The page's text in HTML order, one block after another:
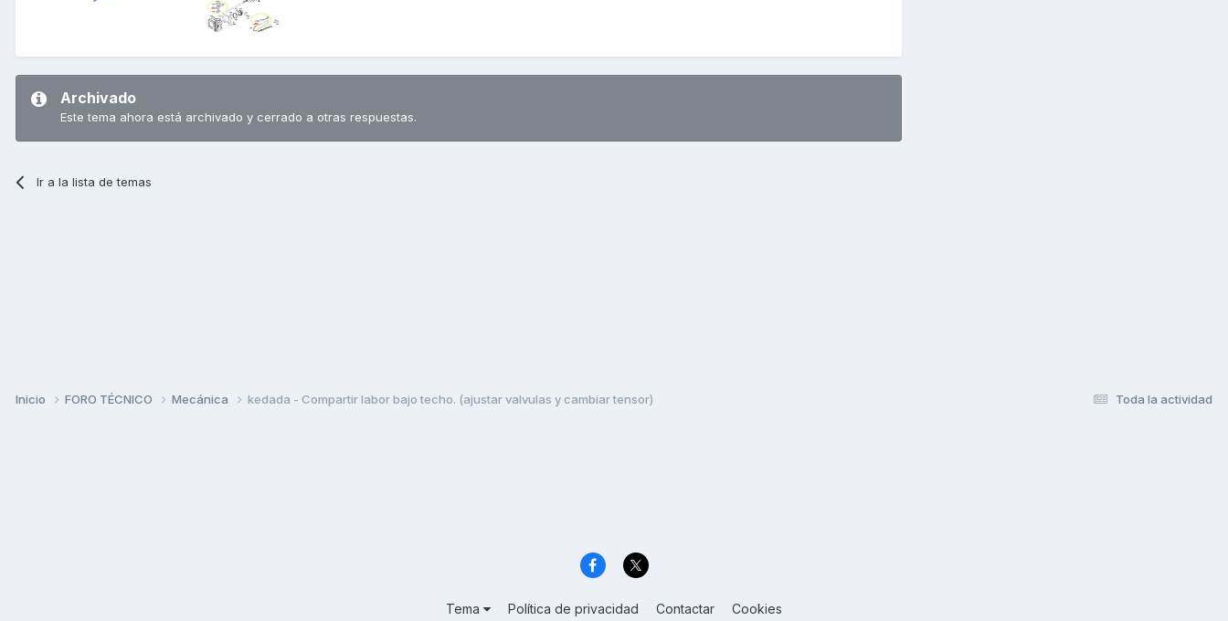
Archivado
Este tema ahora está archivado y cerrado a otras respuestas.
Ir a la lista de temas
Toda la actividad
Inicio FORO TÉCNICO Mecánica kedada - Compartir labor bajo techo. (ajustar valvulas y cambiar tensor)
Tema Política de privacidad Contactar Cookies